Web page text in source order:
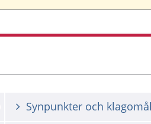
Synpunkter och klagomål